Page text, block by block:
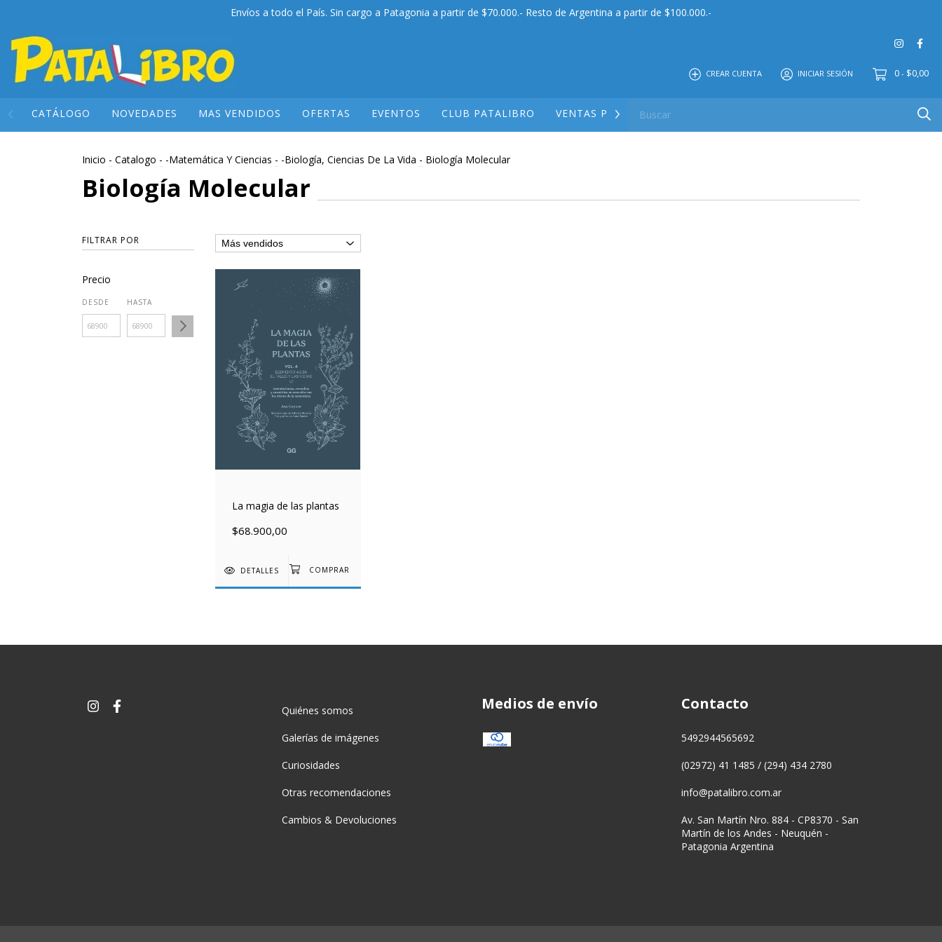
Envíos a todo el País. Sin cargo a Patagonia a partir de $70.000.- Resto de Argentina a partir de $100.000.-
CREAR CUENTA INICIAR SESIÓN 0 - $0,00
CATÁLOGO NOVEDADES MAS VENDIDOS OFERTAS EVENTOS CLUB PATALIBRO VENTAS POR MAYOR
Inicio - Catalogo - -Matemática Y Ciencias - -Biología, Ciencias De La Vida - Biología Molecular
Biología Molecular
FILTRAR POR
Precio
DESDE HASTA
La magia de las plantas
$68.900,00
DETALLES
Quiénes somos
Galerías de imágenes
Curiosidades
Otras recomendaciones
Cambios & Devoluciones
Medios de envío Contacto
5492944565692
(02972) 41 1485 / (294) 434 2780
info@patalibro.com.ar
Av. San Martín Nro. 884 - CP8370 - San
Martín de los Andes - Neuquén -
Patagonia Argentina